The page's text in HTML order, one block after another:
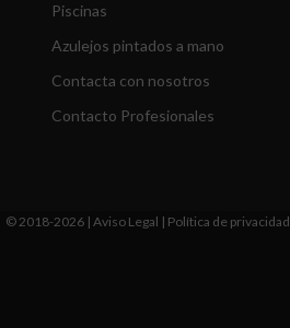
Piscinas
Azulejos pintados a mano
Contacta con nosotros
Contacto Profesionales
© 2018-2026 | Aviso Legal | Política de privacidad